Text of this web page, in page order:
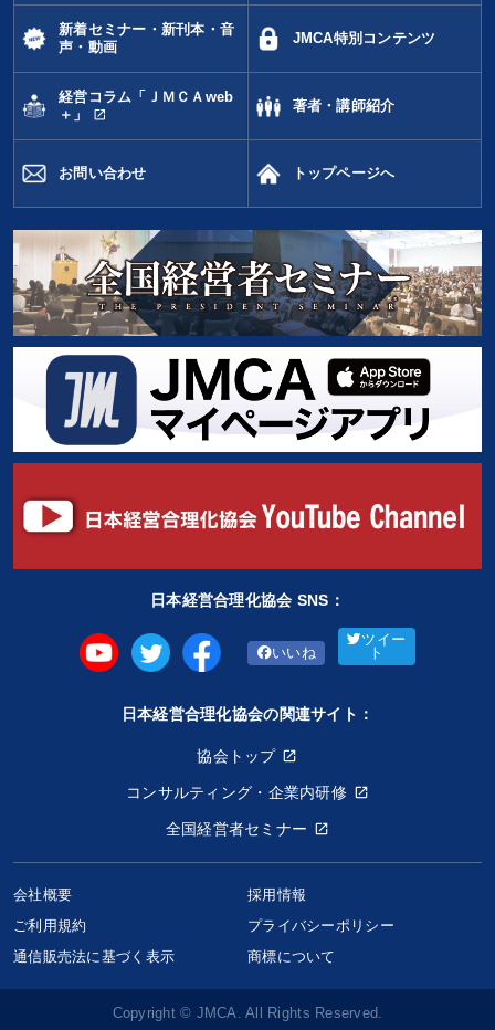
新着セミナー・新刊本・音
声・動画
JMCA特別コンテンツ
経営コラム「ＪＭＣＡweb
＋」
open_in_new
著者・講師紹介
お問い合わせ トップページへ
日本経営合理化協会 SNS：
いいね
ツイー
ト
日本経営合理化協会の関連サイト：
協会トップ
コンサルティング・企業内研修
全国経営者セミナー
会社概要
採用情報
ご利用規約
プライバシーポリシー
通信販売法に基づく表示
商標について
Copyright © JMCA. All Rights Reserved.